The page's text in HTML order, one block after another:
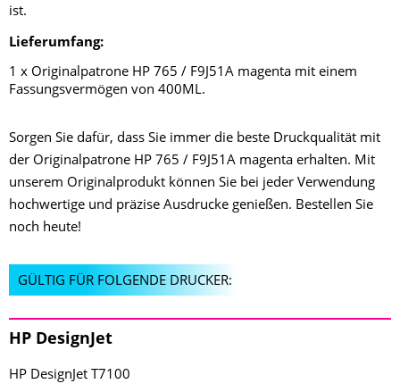
ist.
Lieferumfang:
1 x Originalpatrone HP 765 / F9J51A magenta mit einem
Fassungsvermögen von 400ML.
Sorgen Sie dafür, dass Sie immer die beste Druckqualität mit
der Originalpatrone HP 765 / F9J51A magenta erhalten. Mit
unserem Originalprodukt können Sie bei jeder Verwendung
hochwertige und präzise Ausdrucke genießen. Bestellen Sie
noch heute!
GÜLTIG FÜR FOLGENDE DRUCKER:
HP DesignJet
HP DesignJet T7100